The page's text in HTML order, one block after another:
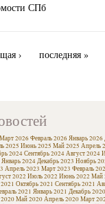
СПб
› последняя »
Март 2026 Февраль 2026 Январь 2026
2025 Июнь 2025 Май 2025 Апрель
2024Сентябрь 2024Август 2024
Январь 2024Декабрь 2023 Ноябрь
Апрель 2023 Март 2023 Февраль
2022 Июль 2022 Июнь 2022 Май
Октябрь 2021 Сентябрь 2021
2021 Январь 2021 Декабрь 2020
Май 2020Апрель 2020Март